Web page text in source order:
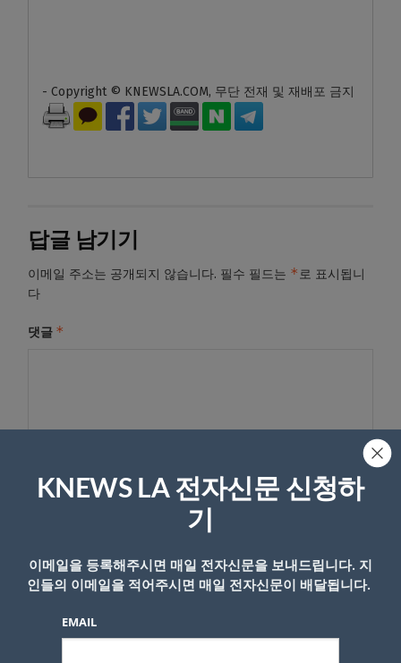
- Copyright © KNEWSLA.COM, 무단 전재 및 재배포 금지
답글 남기기
이메일 주소는 공개되지 않습니다. 필수 필드는 *로 표시됩니
다
댓글 *
KNEWS LA 전자신문 신청하
기
이메일을 등록해주시면 매일 전자신문을 보내드립니다. 지
인들의 이메일을 적어주시면 매일 전자신문이 배달됩니다.
EMAIL